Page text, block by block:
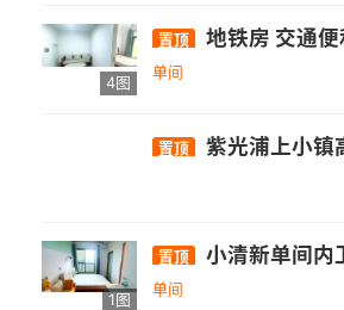
4图
置顶 地铁房 交通
单间
置顶 紫光浦上小镇高层南向公寓，独门独户，自住标准，
1图
置顶 小清新单间内
单间